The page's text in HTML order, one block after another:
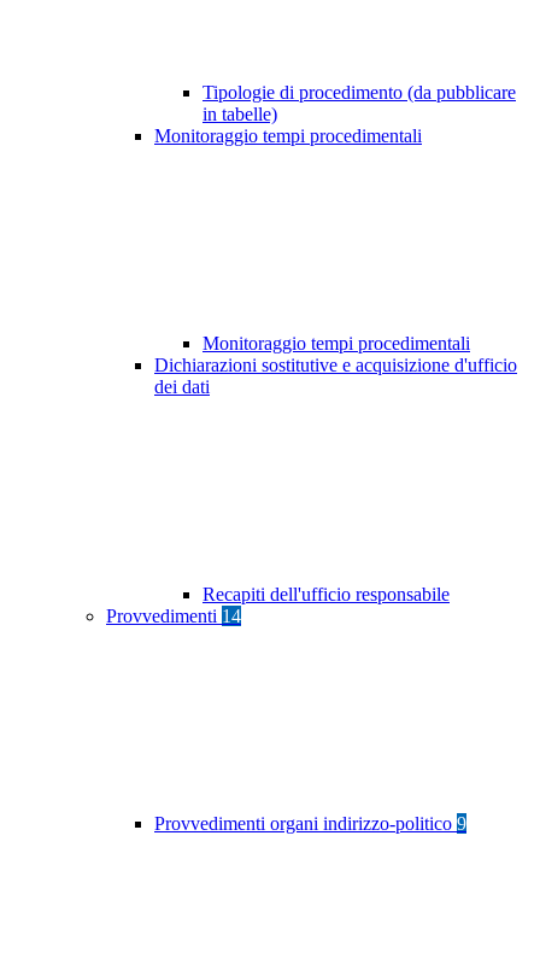
Tipologie di procedimento (da pubblicare
in tabelle)
Monitoraggio tempi procedimentali
Monitoraggio tempi procedimentali
Dichiarazioni sostitutive e acquisizione d'ufficio
dei dati
Recapiti dell'ufficio responsabile
Provvedimenti 14
Provvedimenti organi indirizzo-politico 9